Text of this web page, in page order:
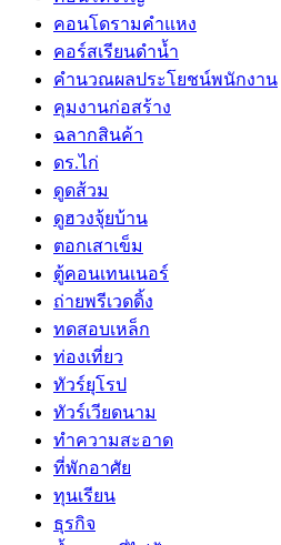
คอนโดรามคำแหง
คอร์สเรียนดำน้ำ
คำนวณผลประโยชน์พนักงาน
คุมงานก่อสร้าง
ฉลากสินค้า
ดร.ไก่
ดูดส้วม
ดูฮวงจุ้ยบ้าน
ตอกเสาเข็ม
ตู้คอนเทนเนอร์
ถ่ายพรีเวดดิ้ง
ทดสอบเหล็ก
ท่องเที่ยว
ทัวร์ยุโรป
ทัวร์เวียดนาม
ทำความสะอาด
ที่พักอาศัย
ทุนเรียน
ธุรกิจ